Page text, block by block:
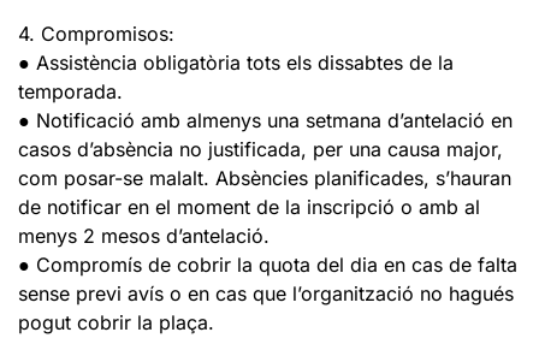
4. Compromisos:
● Assistència obligatòria tots els dissabtes de la
temporada.
● Notificació amb almenys una setmana d’antelació en
casos d’absència no justificada, per una causa major,
com posar-se malalt. Absències planificades, s’hauran
de notificar en el moment de la inscripció o amb al
menys 2 mesos d’antelació.
● Compromís de cobrir la quota del dia en cas de falta
sense previ avís o en cas que l’organització no hagués
pogut cobrir la plaça.